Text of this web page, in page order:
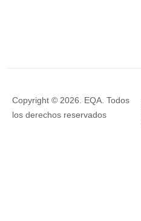
Copyright © 2026. EQA. Todos
los derechos reservados